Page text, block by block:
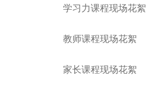
学习力课程现场花絮
教师课程现场花絮
家长课程现场花絮